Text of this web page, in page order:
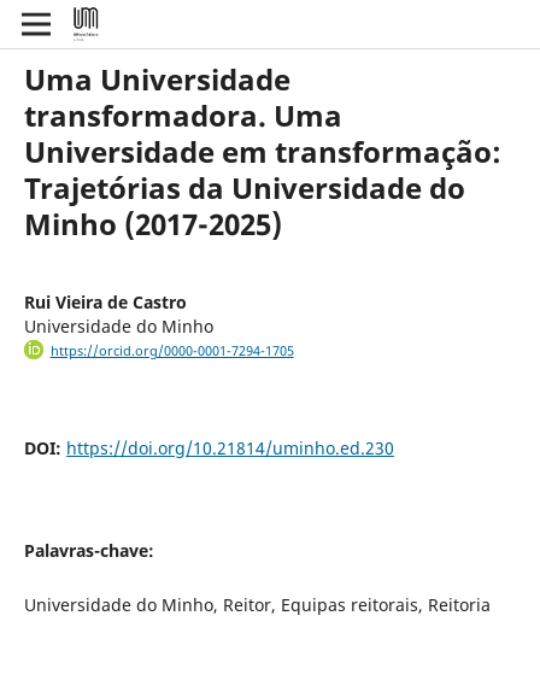
Uma Universidade
transformadora. Uma
Universidade em transformação:
Trajetórias da Universidade do
Minho (2017-2025)
Rui Vieira de Castro
Universidade do Minho
https://orcid.org/0000-0001-7294-1705
DOI: https://doi.org/10.21814/uminho.ed.230
Palavras-chave:
Universidade do Minho, Reitor, Equipas reitorais, Reitoria